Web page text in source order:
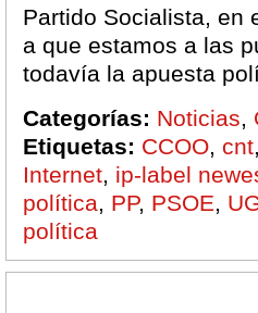
Partido Socialista, en
a que estamos a las
todavía la apuesta
Categorías: Noticias,
Etiquetas: CCOO, cnt,
Internet, ip-label
política, PP, PSOE,
política